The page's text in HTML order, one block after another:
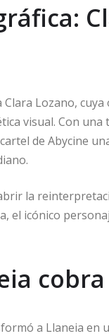
Lozano,
visual. Con
de Abycine
la
el icónico
a Llaneia